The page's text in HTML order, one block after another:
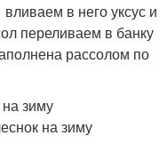
в него уксус и
переливаем в банку
рассолом по